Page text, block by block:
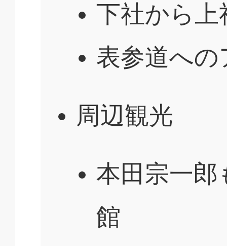
下社から
表参道へ
周辺観光
本田宗一郎
館